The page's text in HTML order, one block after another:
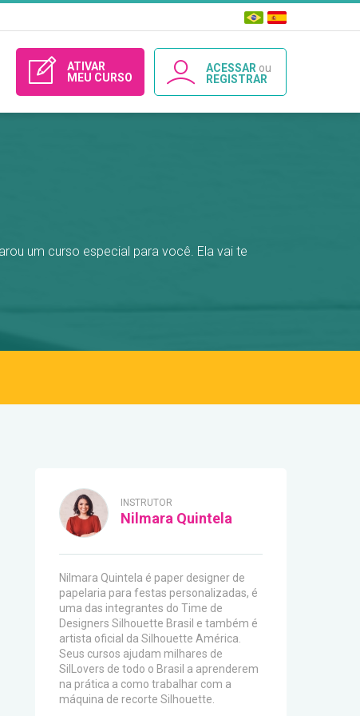
ATIVAR
MEU CURSO
ACESSAR ou
REGISTRAR
um curso especial para você. Ela vai te
INSTRUTOR
Nilmara Quintela
Nilmara Quintela é paper designer de
papelaria para festas personalizadas, é
uma das integrantes do Time de
Designers Silhouette Brasil e também é
artista oficial da Silhouette América.
Seus cursos ajudam milhares de
SilLovers de todo o Brasil a aprenderem
na prática a como trabalhar com a
máquina de recorte Silhouette.